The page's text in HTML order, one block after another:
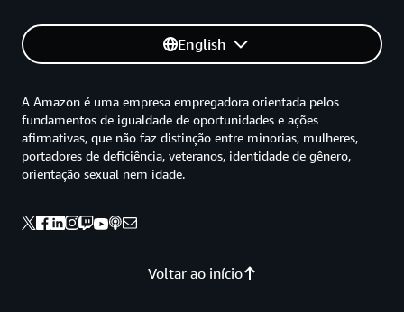
English
Voltar ao início
A Amazon é uma empresa empregadora orientada pelos
fundamentos de igualdade de oportunidades e ações
afirmativas, que não faz distinção entre minorias, mulheres,
portadores de deficiência, veteranos, identidade de gênero,
orientação sexual nem idade.